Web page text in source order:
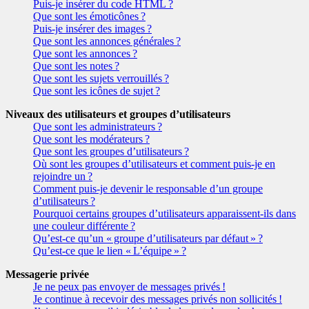
Puis-je insérer du code HTML ?
Que sont les émoticônes ?
Puis-je insérer des images ?
Que sont les annonces générales ?
Que sont les annonces ?
Que sont les notes ?
Que sont les sujets verrouillés ?
Que sont les icônes de sujet ?
Niveaux des utilisateurs et groupes d’utilisateurs
Que sont les administrateurs ?
Que sont les modérateurs ?
Que sont les groupes d’utilisateurs ?
Où sont les groupes d’utilisateurs et comment puis-je en
rejoindre un ?
Comment puis-je devenir le responsable d’un groupe
d’utilisateurs ?
Pourquoi certains groupes d’utilisateurs apparaissent-ils dans
une couleur différente ?
Qu’est-ce qu’un « groupe d’utilisateurs par défaut » ?
Qu’est-ce que le lien « L’équipe » ?
Messagerie privée
Je ne peux pas envoyer de messages privés !
Je continue à recevoir des messages privés non sollicités !